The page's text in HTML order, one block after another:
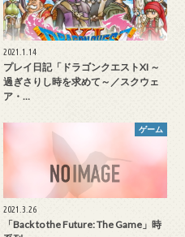
2021.1.14
プレイ日記「ドラゴンクエストXI ～
過ぎさりし時を求めて～／スクウェ
ア・…
ゲーム
2021.3.26
「Back to the Future: The Game」時